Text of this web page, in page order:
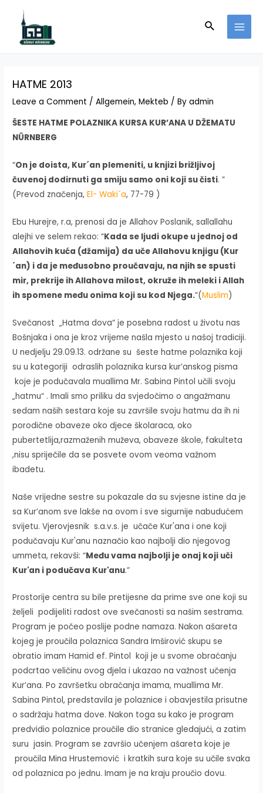
content
Search
HATME 2013
Leave a Comment /Allgemein,Mekteb / Byadmin
ŠESTE HATME POLAZNIKA KURSA KUR’ANA U DŽEMATU
NÜRNBERG
“On je doista, Kur´an plemeniti, u knjizi brižljivoj
čuvenoj dodirnuti ga smiju samo oni koji su čisti. ”
(Prevod značenja,El- Waki´a, 77-79 )
Ebu Hurejre, r.a, prenosi da je Allahov Poslanik, sallallahu
alejhi ve selem rekao: “Kada se ljudi okupe u jednoj od
Allahovih kuća (džamija) da uče Allahovu knjigu (Kur
´an) i da je međusobno proučavaju, na njih se spusti
mir, prekrije ih Allahova milost, okruže ih meleki i Allah
ih spomene među onima koji su kod Njega.”(Muslim)
Svečanost „Hatma dova“ je posebna radost u životu nas
Bošnjaka i ona je kroz vrijeme našla mjesto u našoj tradiciji.
U nedjelju 29.09.13. održane su šeste hatme polaznika koji
su u kategoriji odraslih polaznika kursa kur’anskog pisma
koje je podučavala muallima Mr. Sabina Pintol učili svoju
„hatmu“ . Imali smo priliku da svjedočimo o angažmanu
sedam naših sestara koje su završile svoju hatmu da ih ni
porodične obaveze oko djece školaraca, oko
pubertetlija,razmaženih muževa, obaveze škole, fakulteta
,nisu spriječile da se posvete ovom veoma važnom
ibadetu.
Naše vrijedne sestre su pokazale da su svjesne istine da je
sa Kur’anom sve lakše na ovom i sve sigurnije nabudućem
svijetu. Vjerovjesnik s.a.v.s. je učače Kur'ana i one koji
podučavaju Kur'anu naznačio kao najbolji dio njegovog
ummeta, rekavši: “Među vama najbolji je onaj koji uči
Kur'an i podučava Kur'anu.”
Prostorije centra su bile pretijesne da prime sve one koji su
željeli podijeliti radost ove svečanosti sa našim sestrama.
Program je počeo poslije podne namaza. Nakon ašareta
kojeg je proučila polaznica Sandra Imširović skupu se
obratio imam Hamid ef. Pintol koji je u svome obraćanju
podcrtao veličinu ovog djela i ukazao na važnost učenja
Kur’ana. Po završetku obraćanja imama, muallima Mr.
Sabina Pintol, predstavila je polaznice i obavjestila prisutne
o sadržaju hatma dove. Nakon toga su kako je program
predvidio polaznice proučile dio stranice gledajući, a zatim
suru jasin. Program se završio učenjem ašareta koje je
proučila Mina Hrustemović i kratkih sura koje su učile svaka
od polaznica po jednu. Imam je na kraju proučio dovu.